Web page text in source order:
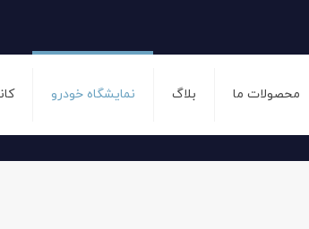
محصولات ما بلاگ نمایشگاه خودرو